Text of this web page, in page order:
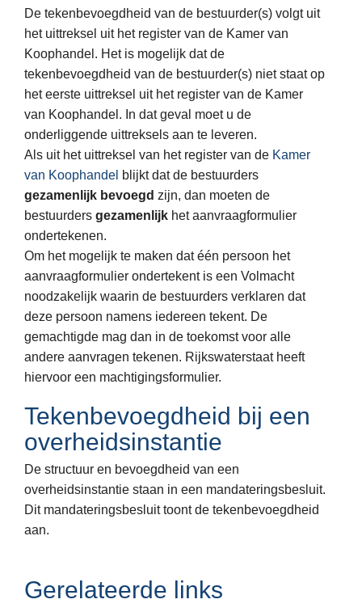
De tekenbevoegdheid van de bestuurder(s) volgt uit
het uittreksel uit het register van de Kamer van
Koophandel. Het is mogelijk dat de
tekenbevoegdheid van de bestuurder(s) niet staat op
het eerste uittreksel uit het register van de Kamer
van Koophandel. In dat geval moet u de
onderliggende uittreksels aan te leveren.
Als uit het uittreksel van het register van de Kamer
van Koophandel blijkt dat de bestuurders
gezamenlijk bevoegd zijn, dan moeten de
bestuurders gezamenlijk het aanvraagformulier
ondertekenen.
Om het mogelijk te maken dat één persoon het
aanvraagformulier ondertekent is een Volmacht
noodzakelijk waarin de bestuurders verklaren dat
deze persoon namens iedereen tekent. De
gemachtigde mag dan in de toekomst voor alle
andere aanvragen tekenen. Rijkswaterstaat heeft
hiervoor een machtigingsformulier.
Tekenbevoegdheid bij een
overheidsinstantie
De structuur en bevoegdheid van een
overheidsinstantie staan in een mandateringsbesluit.
Dit mandateringsbesluit toont de tekenbevoegdheid
aan.
Gerelateerde links